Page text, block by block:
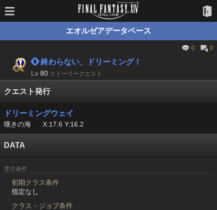
エオルゼアデータベース
0 0
 終わらない、ドリーミング！
Lv 80 ストーリークエスト
クエスト発行
ドリーミングウェイ
嘆きの海 X:17.6 Y:16.2
DATA
受注条件
初期クラス条件
指定なし
クラス・ジョブ条件